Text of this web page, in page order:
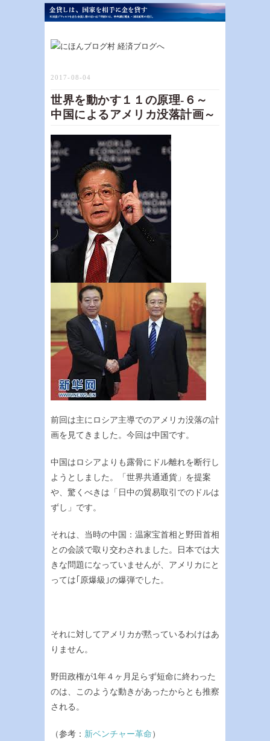
2017-08-04
世界を動かす１１の原理-６～
中国によるアメリカ没落計画～
前回は主にロシア主導でのアメリカ没落の計
画を見てきました。今回は中国です。
中国はロシアよりも露骨にドル離れを断行し
ようとしました。「世界共通通貨」を提案
や、驚くべきは「日中の貿易取引でのドルは
ずし」です。
それは、当時の中国：温家宝首相と野田首相
との会談で取り交わされました。日本では大
きな問題になっていませんが、アメリカにと
っては｢原爆級｣の爆弾でした。
それに対してアメリカが黙っているわけはあ
りません。
野田政権が1年４ヶ月足らず短命に終わった
のは、このような動きがあったからとも推察
される。
（参考： 新ベンチャー革命）